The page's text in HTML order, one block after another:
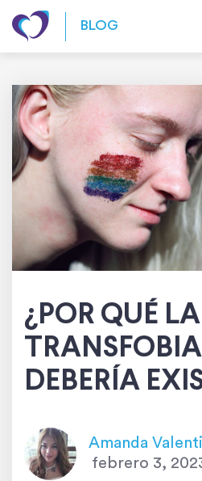
Skip to content
BLOG
¿POR QUÉ LA
DEBERÍA
Amanda
febrero 3,